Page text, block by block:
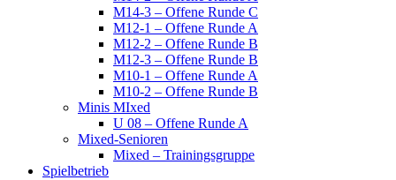
M14-3 – Offene Runde C
M12-1 – Offene Runde A
M12-2 – Offene Runde B
M12-3 – Offene Runde B
M10-1 – Offene Runde A
M10-2 – Offene Runde B
Minis MIxed
U 08 – Offene Runde A
Mixed-Senioren
Mixed – Trainingsgruppe
Spielbetrieb